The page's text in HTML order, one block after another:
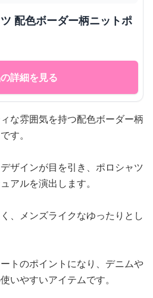
配色ボーダー柄ニットポ
詳細を見る
な雰囲気を持つ配色ボーダー柄
す。
ザインが目を引き、ポロシャツ
アルを演出します。
、メンズライクなゆったりとし
トのポイントになり、デニムや
いやすいアイテムです。